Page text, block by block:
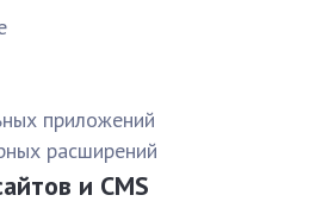
приложений
расширений
и CMS